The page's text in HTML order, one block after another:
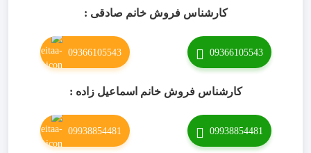
کارشناس فروش خانم صادقی :
09366105543
09366105543
کارشناس فروش خانم اسماعیل زاده :
09938854481
09938854481